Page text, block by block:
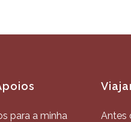
para a minha
Antes